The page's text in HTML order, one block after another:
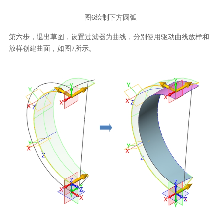
图6绘制下方圆弧
第六步，退出草图，设置过滤器为曲线，分别使用驱动曲线放样和
放样创建曲面，如图7所示。